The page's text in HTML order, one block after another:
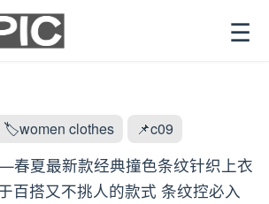
☰
🏷️women clothes 📌c09
夏最新款经典撞色条纹针织上衣
百搭又不挑人的款式 条纹控必入